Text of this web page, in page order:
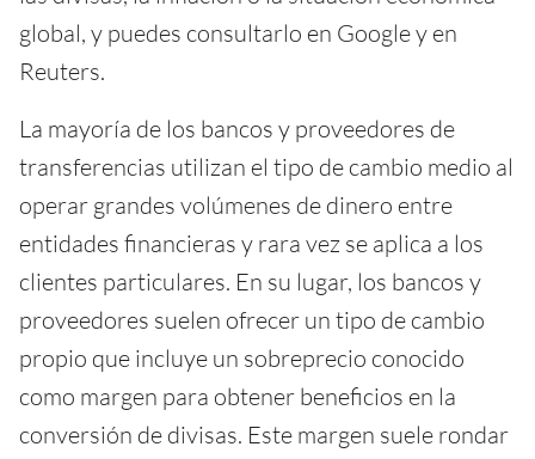
global, y puedes consultarlo en Google y en
Reuters.
La mayoría de los bancos y proveedores de
transferencias utilizan el tipo de cambio medio al
operar grandes volúmenes de dinero entre
entidades financieras y rara vez se aplica a los
clientes particulares. En su lugar, los bancos y
proveedores suelen ofrecer un tipo de cambio
propio que incluye un sobreprecio conocido
como margen para obtener beneficios en la
conversión de divisas. Este margen suele rondar